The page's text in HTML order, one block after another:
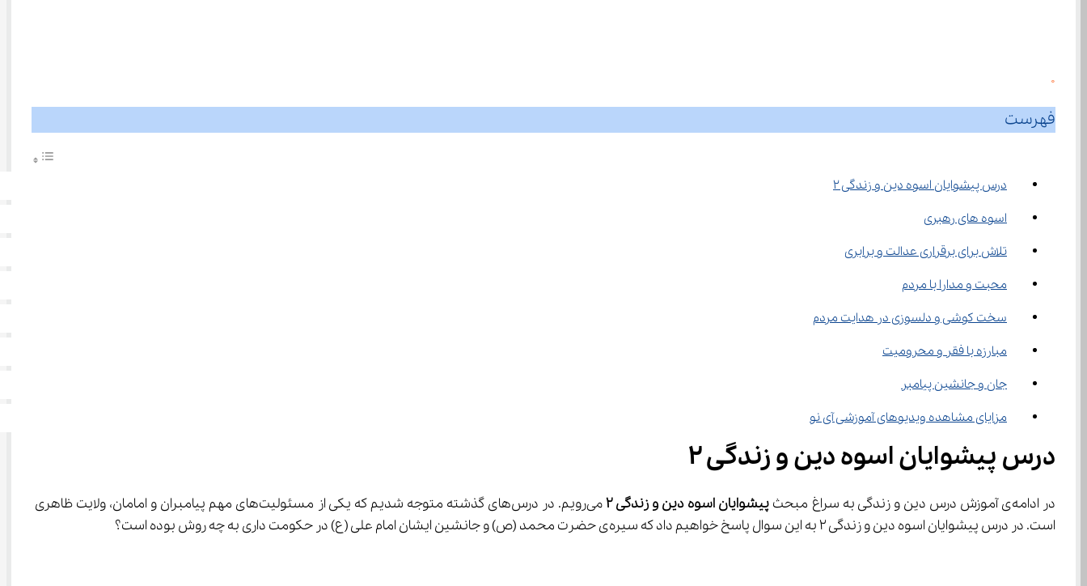
0
فهرست
درس پیشوایان اسوه دین و زندگی ۲
اسوه های رهبری
تلاش برای برقراری عدالت و برابری
محبت و مدارا با مردم
سخت کوشی و دلسوزی در هدایت مردم
مبارزه با فقر و محرومیت
جان و جانشین پیامبر
مزایای مشاهده ویدیوهای آموزشی آی نو
درس پیشوایان اسوه دین و زندگی ۲
در ادامه‌ی آموزش درس دین و زندگی به سراغ مبحث پیشوایان اسوه دین و زندگی ۲
می‌رویم. در درس‌های گذشته متوجه شدیم که یکی از مسئولیت‌های مهم پیامبران و امامان، ولایت ظاهری
است. در درس پیشوایان اسوه دین و زندگی ۲ به این سوال پاسخ خواهیم داد که سیره‌ی حضرت محمد (ص) و جانشین ایشان امام علی (ع) در حکومت داری به چه روش بوده است؟